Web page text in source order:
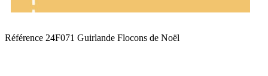
Référence 24F071 Guirlande Flocons de Noël